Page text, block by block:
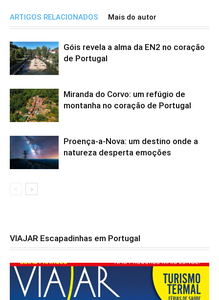
ARTIGOS RELACIONADOS Mais do autor
Góis revela a alma da EN2 no coração
de Portugal
Miranda do Corvo: um refúgio de
montanha no coração de Portugal
Proença-a-Nova: um destino onde a
natureza desperta emoções
VIAJAR Escapadinhas em Portugal